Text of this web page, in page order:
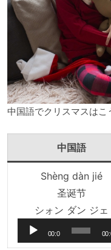
中国語でクリスマスはこ
中国語
Shèng dàn jié
圣诞节
シォン ダン ジェ
00:0
0
0